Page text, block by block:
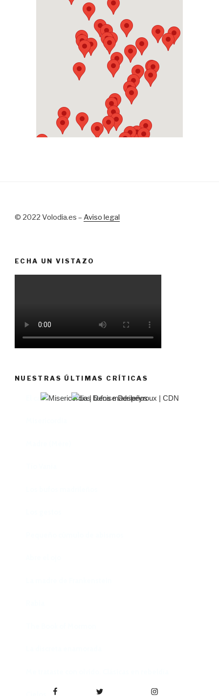
© 2022 Volodia.es – Aviso legal
ECHA UN VISTAZO
NUESTRAS ÚLTIMAS CRÍTICAS
El castillo de Lindabridis